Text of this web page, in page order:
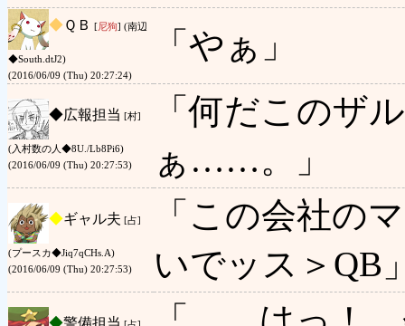
◆ＱＢ [尼狗] (南辺
◆South.dtJ2)
(2016/06/09 (Thu) 20:27:24)
「やぁ」
◆広報担当 [村]
(入村数の人◆8U./Lb8Pi6)
(2016/06/09 (Thu) 20:27:53)
「何だこの
ぁ……。」
◆ギャル夫 [占]
(プースカ◆Jiq7qCHs.A)
(2016/06/09 (Thu) 20:27:53)
「この会社の
いでッス＞QB
◆警備担当